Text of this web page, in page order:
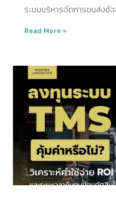
ระบบบริหารจัดการขนส่งอัจ
Read More »